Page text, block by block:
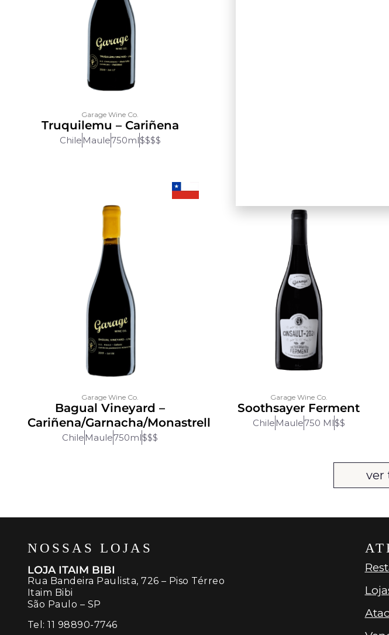
Garage Wine Co.
Truquilemu – Cariñena
Chile Maule750ml$$$$
Garage Wine Co.
Bagual Vineyard –
Cariñena/Garnacha/Monastrell
Chile Maule750ml$$$
Garage Wine Co.
Soothsayer Ferment
Chile Maule750 Ml$$
ver
NOSSAS LOJAS
LOJA ITAIM BIBI
Rua Bandeira Paulista, 726 – Piso Térreo
Itaim Bibi
São Paulo – SP
Tel:11 98890-7746